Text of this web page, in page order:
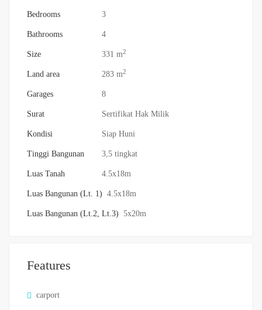
Bedrooms 3
Bathrooms 4
Size 331 m2
Land area 283 m2
Garages 8
Surat Sertifikat Hak Milik
Kondisi Siap Huni
Tinggi Bangunan 3,5 tingkat
Luas Tanah 4.5x18m
Luas Bangunan (Lt. 1) 4.5x18m
Luas Bangunan (Lt.2, Lt.3) 5x20m
Features
carport